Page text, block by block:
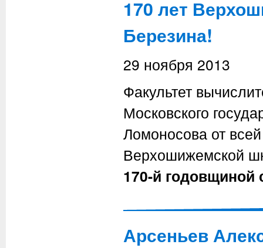
170 лет
Березина!
29 ноября 2013
Факультет
Московского
Ломоносова от
Верхошижемской
170-й
Арсеньев